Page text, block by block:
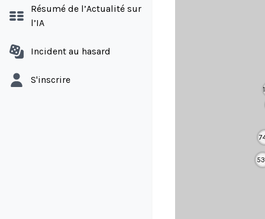
Résumé de l’Actualité sur
l’IA
Incident au hasard
S'inscrire